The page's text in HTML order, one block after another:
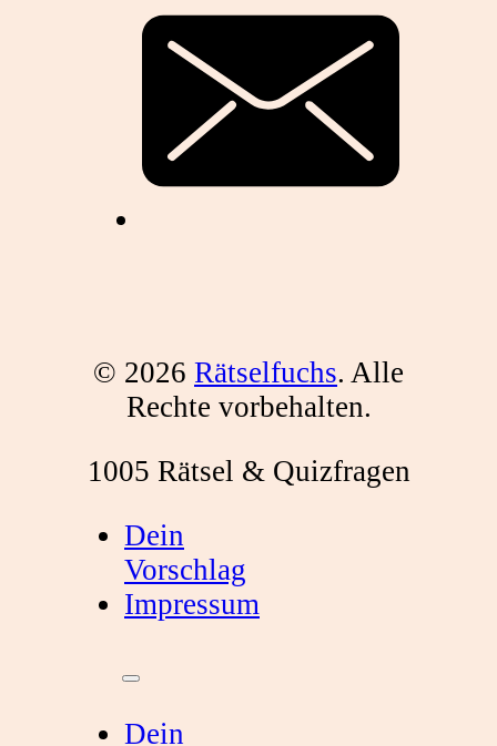
© 2026 Rätselfuchs. Alle
Rechte vorbehalten.
1005 Rätsel & Quizfragen
Dein
Vorschlag
Impressum
Dein